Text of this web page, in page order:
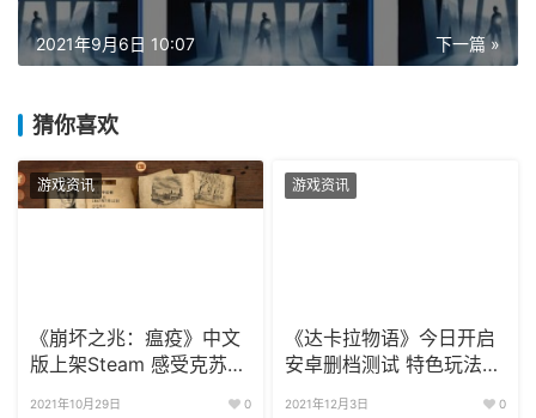
下一篇 »
2021年9月6日 10:07
猜你喜欢
游戏资讯
《崩坏之兆：瘟疫》中文
版上架Steam 感受克苏鲁
2021年10月29日 0
游戏资讯
《达卡拉物语》今日开启
安卓删档测试 特色玩法解
2021年12月3日 0